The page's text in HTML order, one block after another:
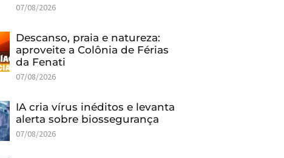
07/08/2026
Descanso, praia e natureza:
aproveite a Colônia de Férias
da Fenati
07/08/2026
IA cria vírus inéditos e levanta
alerta sobre biossegurança
07/08/2026